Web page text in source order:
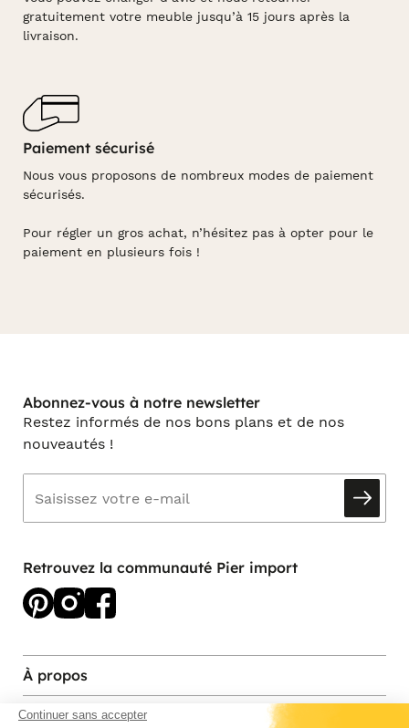
Continuer sans accepter
gratuitement votre meuble jusqu’à 15 jours après la
livraison.
Paiement sécurisé
Nous vous proposons de nombreux modes de paiement
sécurisés.
Pour régler un gros achat, n’hésitez pas à opter pour le
paiement en plusieurs fois !
Abonnez-vous à notre newsletter
Restez informés de nos bons plans et de nos
nouveautés !
Retrouvez la communauté Pier import
À propos
Services et contact